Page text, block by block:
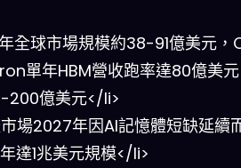
全球市場規模約38-91億美元，
單年HBM營收跑率達80億美
200億美元</li>
場2027年因AI記憶體短缺延續
達1兆美元規模</li>